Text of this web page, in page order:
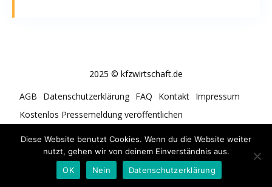
2025 © kfzwirtschaft.de
AGB
Datenschutzerklärung FAQ Kontakt Impressum
Kostenlos Pressemeldung veröffentlichen
Diese Website benutzt Cookies. Wenn du die Website weiter
nutzt, gehen wir von deinem Einverständnis aus.
OK
Nein Datenschutzerklärung